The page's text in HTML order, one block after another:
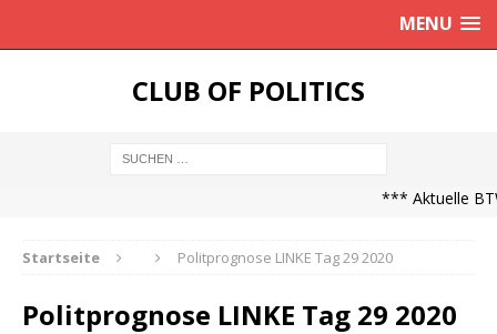
MENU
CLUB OF POLITICS
*** Aktuelle
Startseite Politprognose LINKE Tag 29 2020
Politprognose LINKE Tag 29 2020